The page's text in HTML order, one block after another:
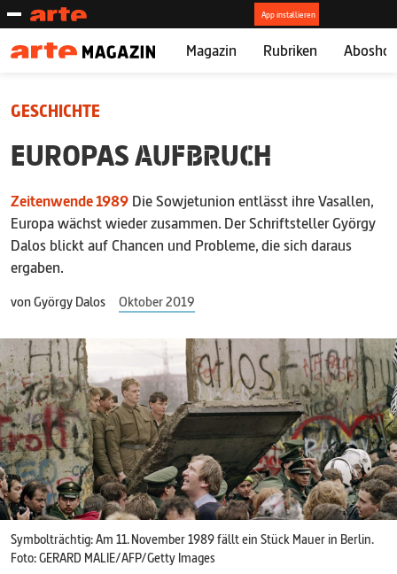
Magazin Rubriken
GESCHICHTE
EUROPASAUFBRUCH
Zeitenwende 1989 Die Sowjetunion entlässt ihre Vasallen,
Europa wächst wieder zusammen. Der Schriftsteller György
Dalos blickt auf Chancen und Probleme, die sich daraus
ergaben.
vonGyörgy Dalos Oktober 2019
Symbolträchtig: Am 11. November 1989 fällt ein Stück Mauer in Berlin.
Foto: GERARD MALIE/AFP/Getty Images